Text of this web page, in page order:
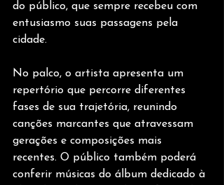
do público, que sempre recebeu com
entusiasmo suas passagens pela
cidade.
No palco, o artista apresenta um
repertório que percorre diferentes
fases de sua trajetória, reunindo
canções marcantes que atravessam
gerações e composições mais
recentes. O público também poderá
conferir músicas do álbum dedicado à